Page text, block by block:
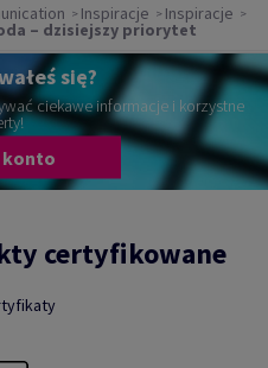
Inspiracje Inspiracje
– dzisiejszy priorytet
się?
ciekawe informacje i korzystne
konto
certyfikowane